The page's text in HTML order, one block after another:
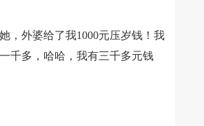
外婆给了我1000元压岁钱！我
千多，哈哈，我有三千多元钱